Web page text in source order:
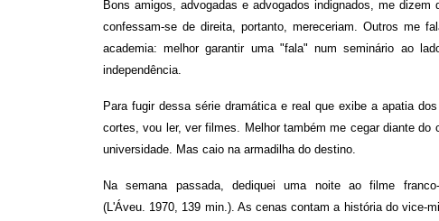
Bons amigos, advogadas e advogados indignados, me
confessam-se de direita, portanto, mereceriam. Outros me
academia: melhor garantir uma "fala" num seminário ao
independência.
Para fugir dessa série dramática e real que exibe a apatia
cortes, vou ler, ver filmes. Melhor também me cegar diante
universidade. Mas caio na armadilha do destino.
Na semana passada, dediquei uma noite ao filme
(L'Áveu. 1970, 139 min.). As cenas contam a história do vice-